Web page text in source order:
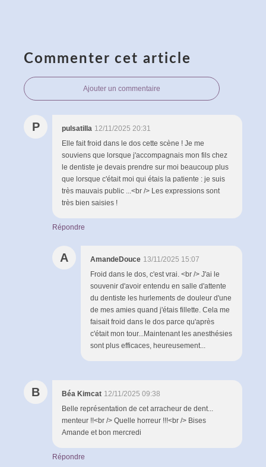
Commenter cet article
Ajouter un commentaire
P pulsatilla 12/11/2025 20:31
Elle fait froid dans le dos cette scène ! Je me
souviens que lorsque j'accompagnais mon fils chez
le dentiste je devais prendre sur moi beaucoup plus
que lorsque c'était moi qui étais la patiente : je suis
très mauvais public ...<br /> Les expressions sont
très bien saisies !
Répondre
A AmandeDouce 13/11/2025 15:07
Froid dans le dos, c'est vrai. <br /> J'ai le
souvenir d'avoir entendu en salle d'attente
du dentiste les hurlements de douleur d'une
de mes amies quand j'étais fillette. Cela me
faisait froid dans le dos parce qu'après
c'était mon tour...Maintenant les anesthésies
sont plus efficaces, heureusement...
B Béa Kimcat 12/11/2025 09:38
Belle représentation de cet arracheur de dent...
menteur !!<br /> Quelle horreur !!!<br /> Bises
Amande et bon mercredi
Répondre